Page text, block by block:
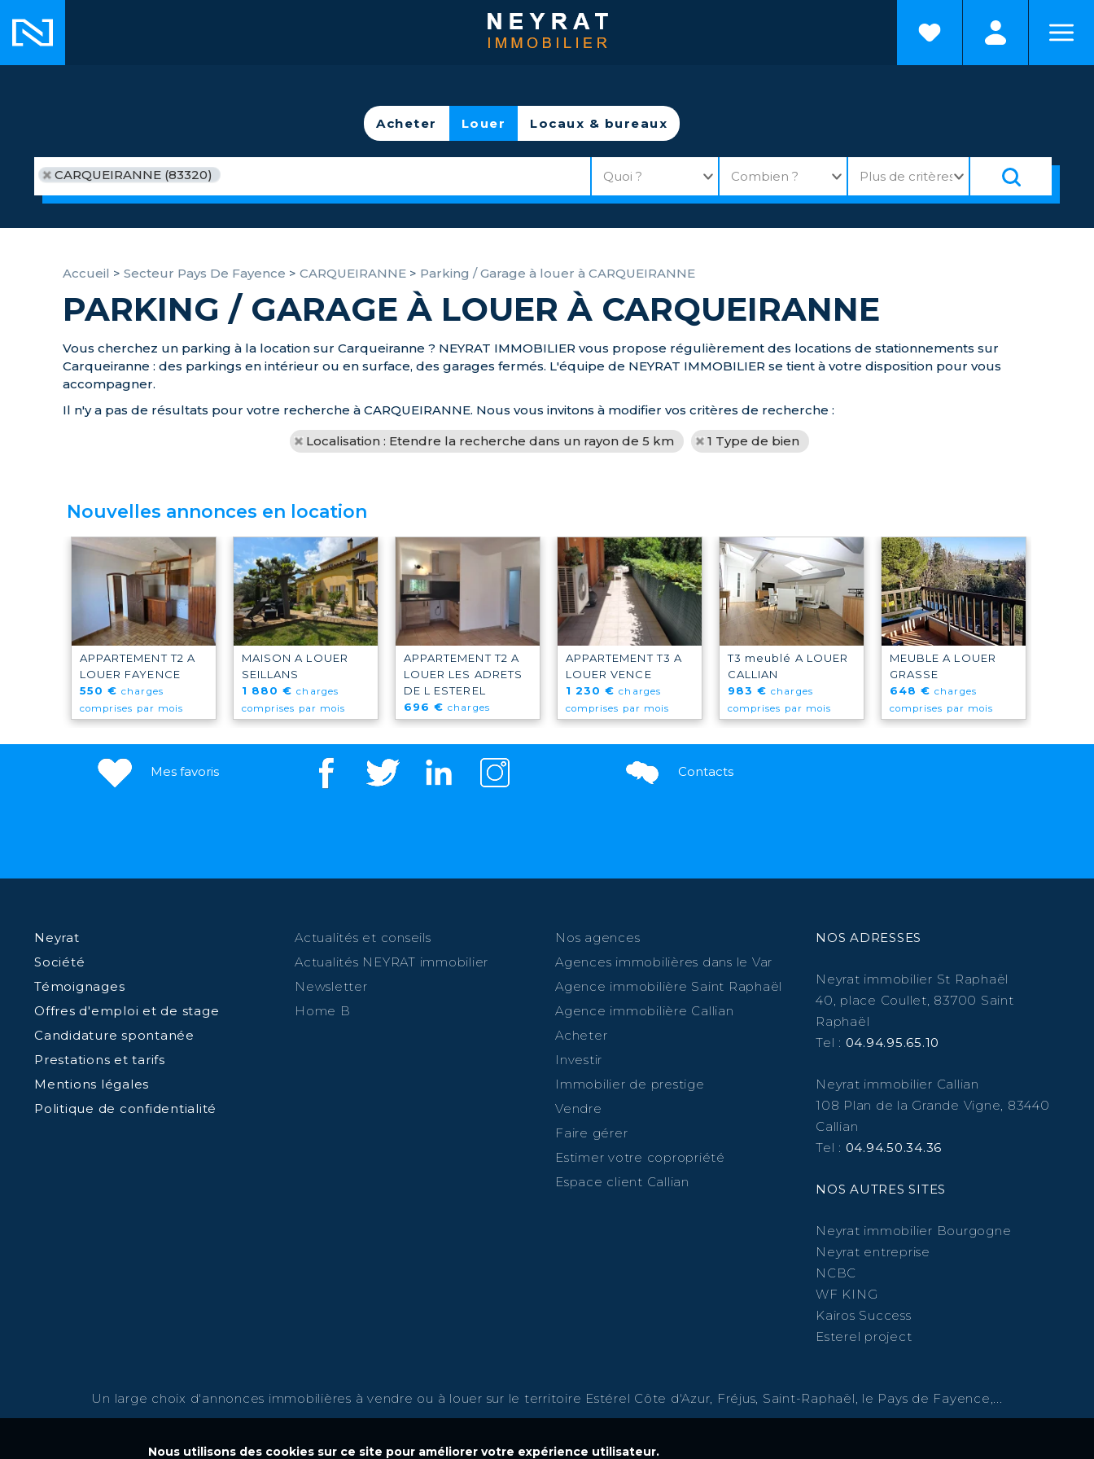
Acheter Louer Locaux & bureaux
CARQUEIRANNE (83320)
Accueil > Secteur Pays De Fayence > CARQUEIRANNE > Parking / Garage à louer à CARQUEIRANNE
PARKING / GARAGE À LOUER À CARQUEIRANNE
Vous cherchez un parking à la location sur Carqueiranne ? NEYRAT IMMOBILIER vous propose régulièrement des locations de stationnements sur
Carqueiranne : des parkings en intérieur ou en surface, des garages fermés. L'équipe de NEYRAT IMMOBILIER se tient à votre disposition pour vous
accompagner.
Il n'y a pas de résultats pour votre recherche à CARQUEIRANNE. Nous vous invitons à modifier vos critères de recherche :
Localisation : Etendre la recherche dans un rayon de 5 km
1 Type de bien
Nouvelles annonces en location
APPARTEMENT T2 A
LOUER FAYENCE
550 €charges
comprises par mois
MAISON A LOUER
SEILLANS
1 880 €charges
comprises par mois
APPARTEMENT T2 A
LOUER LES ADRETS
DE L ESTEREL
696 €charges
comprises par mois
APPARTEMENT T3 A
LOUER VENCE
1 230 €charges
comprises par mois
T3 meublé A LOUER
CALLIAN
983 €charges
comprises par mois
MEUBLE A LOUER
GRASSE
648 €charges
comprises par mois
Mes favoris Contacts
Neyrat
Société
Témoignages
Offres d'emploi et de stage
Candidature spontanée
Prestations et tarifs
Mentions légales
Politique de confidentialité
Actualités et conseils
Actualités NEYRAT immobilier
Newsletter
Home B
Nos agences
Agences immobilières dans le Var
Agence immobilière Saint Raphaël
Agence immobilière Callian
Acheter
Investir
Immobilier de prestige
Vendre
Faire gérer
Estimer votre copropriété
Espace client Callian
NOS ADRESSES
Neyrat immobilier St Raphaël
40, place Coullet, 83700 Saint
Raphaël
Tel : 04.94.95.65.10
Neyrat immobilier Callian
108 Plan de la Grande Vigne, 83440
Callian
Tel : 04.94.50.34.36
NOS AUTRES SITES
Neyrat immobilier Bourgogne
Neyrat entreprise
NCBC
WF KING
Kairos Success
Esterel project
Un large choix d'annonces immobilières à vendre ou à louer sur le territoire Estérel Côte d'Azur, Fréjus, Saint-Raphaël, le Pays de Fayence,...
Nous utilisons des cookies sur ce site pour améliorer votre expérience utilisateur.